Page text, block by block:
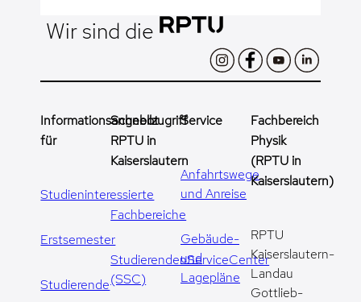
Wir sind die
Informationsangebot
für
Studieninteressierte
Erstsemester
Studierende
Schnellzugriff
RPTU in
Kaiserslautern
Fachbereiche
StudierendenServiceCenter
(SSC)
Service
Anfahrtswege
und Anreise
Gebäude-
und
Lagepläne
Fachbereich
Physik
(RPTU in
Kaiserslautern)
RPTU
Kaiserslautern-
Landau
Gottlieb-